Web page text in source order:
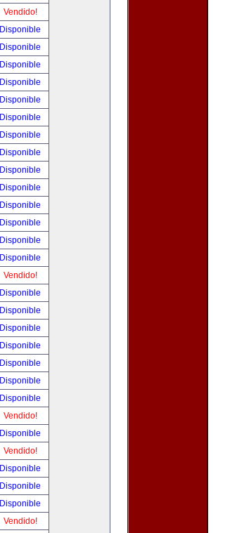
Vendido!
Disponible
Disponible
Disponible
Disponible
Disponible
Disponible
Disponible
Disponible
Disponible
Disponible
Disponible
Disponible
Disponible
Disponible
Vendido!
Disponible
Disponible
Disponible
Disponible
Disponible
Disponible
Disponible
Vendido!
Disponible
Vendido!
Disponible
Disponible
Disponible
Vendido!